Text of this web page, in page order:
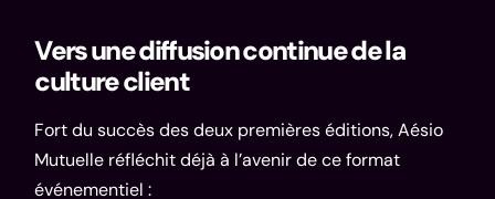
Vers une diffusion continue de la
culture client
Fort du succès des deux premières éditions, Aésio
Mutuelle réfléchit déjà à l’avenir de ce format
événementiel :